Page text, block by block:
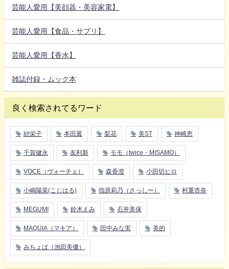
芸能人愛用【美顔器・美容家電】
芸能人愛用【食品・サプリ】
芸能人愛用【香水】
雑誌付録・ムック本
良く検索されてるワード
紗栄子 本田翼 梨花 美ST 神崎恵
千賀健永 友利新 モモ（twice・MISAMO）
VOCE（ヴォーチェ） 森香澄 小田切ヒロ
小嶋陽菜(こじはる) 指原莉乃（さっしー） 村重杏奈
MEGUMI 鈴木えみ 石井美保
MAQUIA（マキア） 田中みな実 美的
みちょぱ（池田美優）